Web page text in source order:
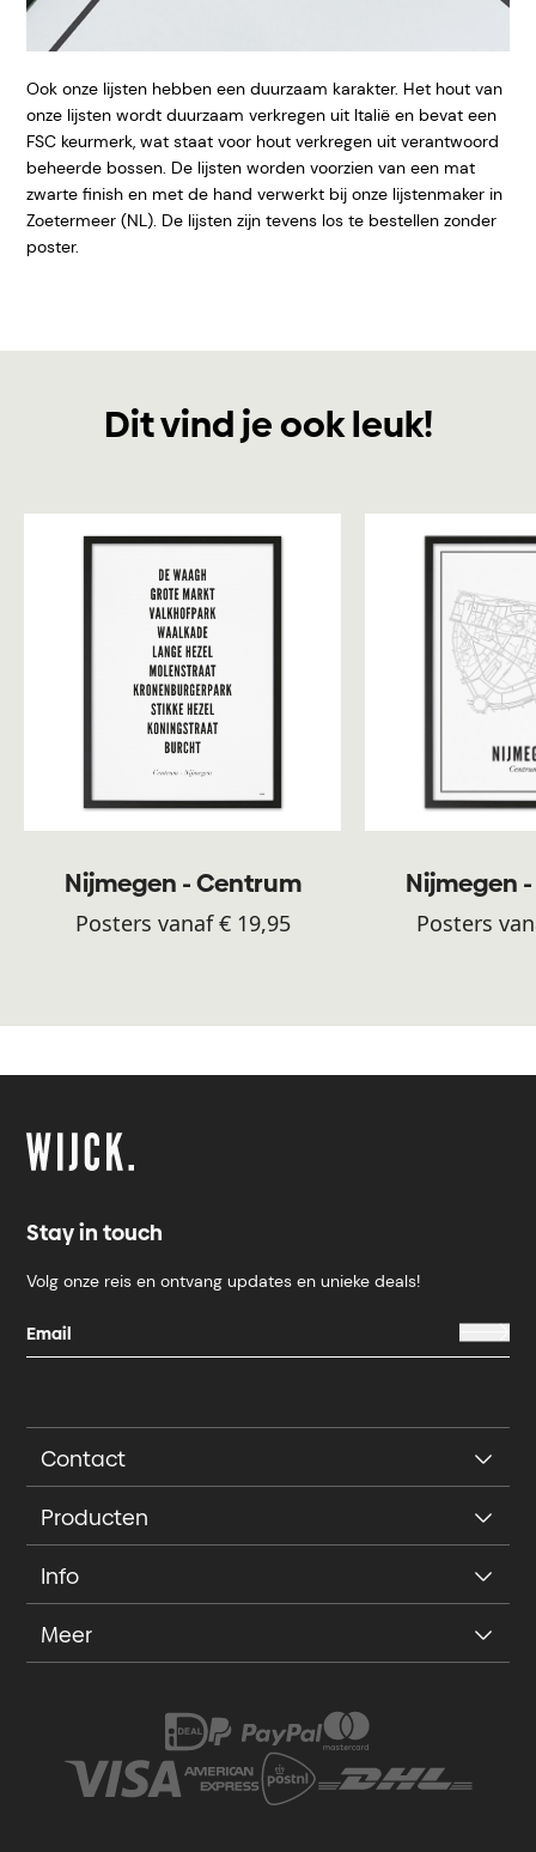
Ook onze lijsten hebben een duurzaam karakter. Het hout van
onze lijsten wordt duurzaam verkregen uit Italië en bevat een
FSC keurmerk, wat staat voor hout verkregen uit verantwoord
beheerde bossen. De lijsten worden voorzien van een mat
zwarte finish en met de hand verwerkt bij onze lijstenmaker in
Zoetermeer (NL). De lijsten zijn tevens los te bestellen zonder
poster.
Dit vind je ook leuk!
Nijmegen - Centrum
Posters vanaf € 19,95
Nijmegen
Posters
Stay in touch
Volg onze reis en ontvang updates en unieke deals!
Contact
Producten
Info
Meer